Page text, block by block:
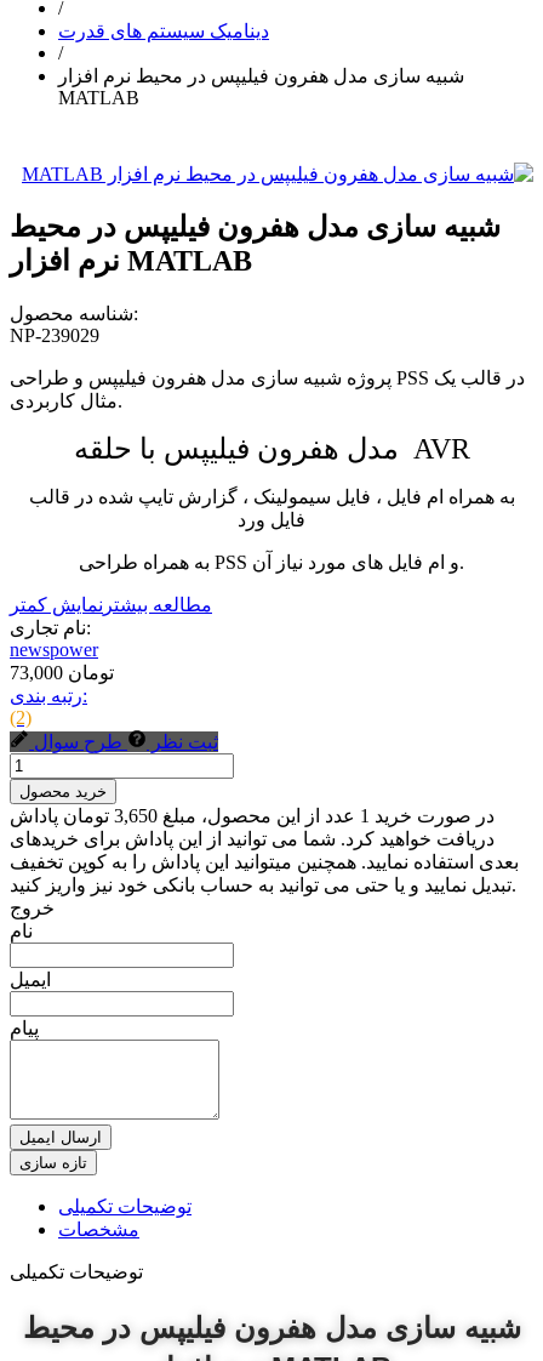
/
دینامیک سیستم های قدرت
/
شبیه سازی مدل هفرون فیلیپس در محیط نرم افزار
MATLAB
شبیه سازی مدل هفرون فیلیپس در محیط
نرم افزار MATLAB
شناسه محصول:
NP-239029
پروژه شبیه سازی مدل هفرون فیلیپس و طراحی PSS در قالب یک
مثال کاربردی.
مدل هفرون فیلیپس با حلقه AVR
به همراه ام فایل ، فایل سیمولینک ، گزارش تایپ شده در قالب
فایل ورد
به همراه طراحی PSS و ام فایل های مورد نیاز آن.
مطالعه بیشتر نمایش کمتر
نام تجاری:
newspower
73,000 تومان
رتبه بندی:
(2)
ثبت نظر
طرح سوال
خرید محصول
در صورت خرید 1 عدد از این محصول، مبلغ 3,650 تومان پاداش
دریافت خواهید کرد. شما می توانید از این پاداش برای خریدهای
بعدی استفاده نمایید. همچنین میتوانید این پاداش را به کوپن تخفیف
تبدیل نمایید و یا حتی می توانید به حساب بانکی خود نیز واریز کنید.
خروج
نام
ایمیل
پیام
ارسال ایمیل
توضیحات تکمیلی
مشخصات
توضیحات تکمیلی
شبیه سازی مدل هفرون فیلیپس در محیط